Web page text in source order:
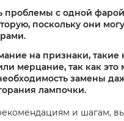
проблемы с одной
поскольку они
на признаки, такие
мерцание, так как это
замены
лампочки.
и шагам,